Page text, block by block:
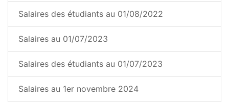
Salaires des étudiants au 01/08/2022
Salaires au 01/07/2023
Salaires des étudiants au 01/07/2023
Salaires au 1er novembre 2024